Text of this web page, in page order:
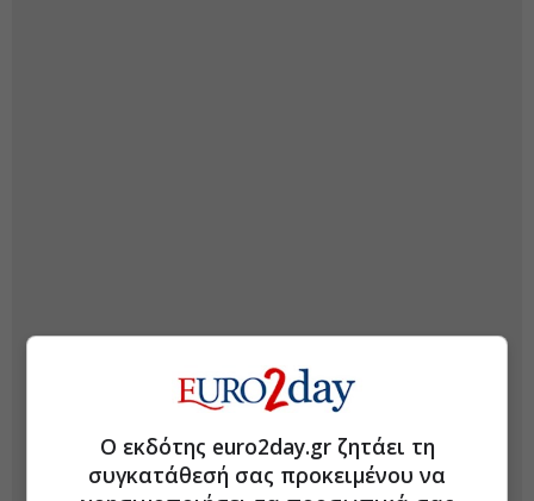
Ο εκδότης euro2day.gr ζητάει τη
συγκατάθεσή σας προκειμένου να